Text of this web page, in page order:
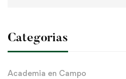
Categorias
Academia en Campo